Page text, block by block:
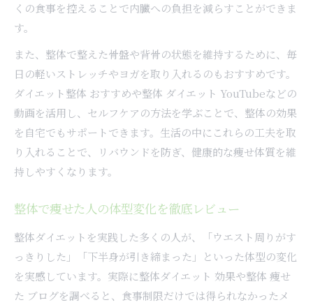
くの食事を控えることで内臓への負担を減らすことができま
す。
また、整体で整えた骨盤や背骨の状態を維持するために、毎
日の軽いストレッチやヨガを取り入れるのもおすすめです。
ダイエット整体 おすすめや整体 ダイエット YouTubeなどの
動画を活用し、セルフケアの方法を学ぶことで、整体の効果
を自宅でもサポートできます。生活の中にこれらの工夫を取
り入れることで、リバウンドを防ぎ、健康的な痩せ体質を維
持しやすくなります。
整体で痩せた人の体型変化を徹底レビュー
整体ダイエットを実践した多くの人が、「ウエスト周りがす
っきりした」「下半身が引き締まった」といった体型の変化
を実感しています。実際に整体ダイエット 効果や整体 痩せ
た ブログを調べると、食事制限だけでは得られなかったメ